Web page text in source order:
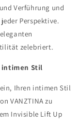
Verführung und
Perspektive.
zelebriert.
intimen Stil
Ihren intimen Stil
VANZTINA zu
Invisible Lift Up